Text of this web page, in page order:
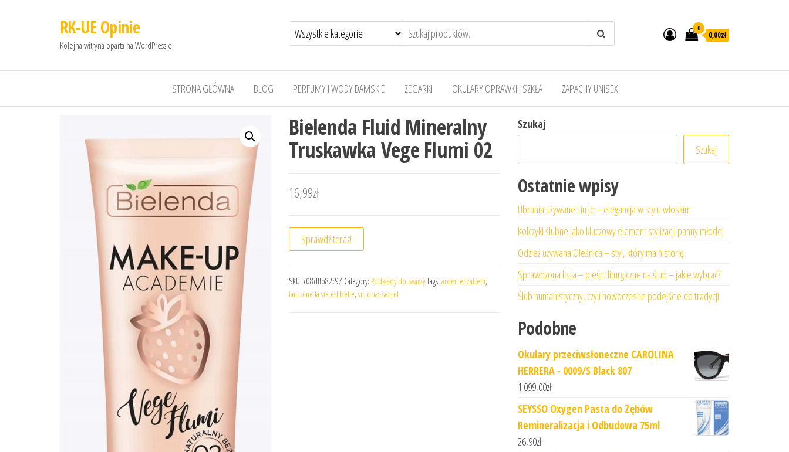
RK-UE Opinie
Kolejna witryna oparta na WordPressie
0
0,00zł
STRONA GŁÓWNA BLOG PERFUMY I WODY DAMSKIE ZEGARKI OKULARY OPRAWKI I SZKŁA ZAPACHY UNISEX
Bielenda Fluid Mineralny
Truskawka Vege Flumi 02
16,99zł
Sprawdź teraz!
SKU: c08dffb82c97 Category: Podkłady do twarzyTags: arden elizabeth,
lancome la vie est belle, victorias secret
Szukaj
Szukaj
Ostatnie wpisy
Ubrania używane Liu Jo – elegancja w stylu włoskim
Kolczyki ślubne jako kluczowy element stylizacji panny młodej
Odzież używana Oleśnica – styl, który ma historię
Sprawdzona lista – pieśni liturgiczne na ślub – jakie wybrać?
Ślub humanistyczny, czyli nowoczesne podejście do tradycji
Podobne
Okulary przeciwsłoneczne CAROLINA
HERRERA - 0009/S Black 807
1 099,00zł
SEYSSO Oxygen Pasta do Zębów
Remineralizacja i Odbudowa 75ml
26,90zł